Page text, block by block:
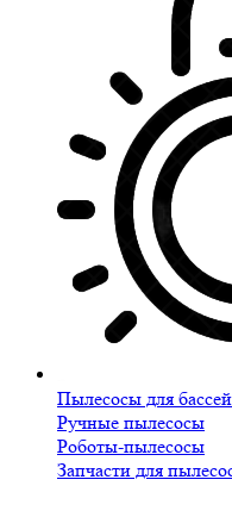
Пылесосы для
Ручные пылесосы
Роботы-пылесосы
Запчасти для